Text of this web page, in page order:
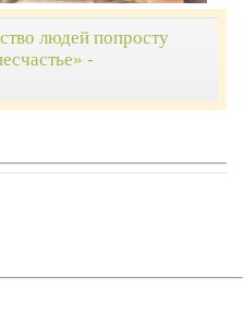
людей попросту
-